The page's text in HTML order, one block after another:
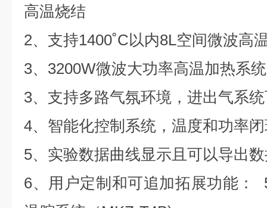
高温烧结
2、支持1400˚C以内8L空间微波高
3、3200W微波大功率高温加热系统
3、支持多路气氛环境，进出气系
4、智能化控制系统，温度和功率
5、实验数据曲线显示且可以导出
6、用户定制和可追加拓展功能：